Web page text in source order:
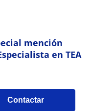
mención
en TEA
Contactar